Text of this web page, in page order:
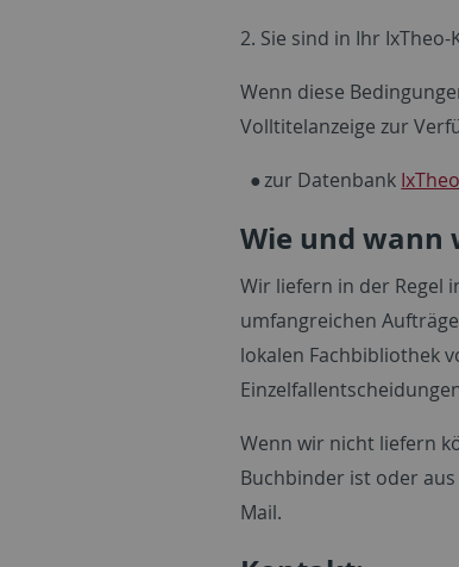
2. Sie sind in Ihr
Wenn diese
Volltitelanzeige zur
zur Datenbank IxTheo
Wie und wann
Wir liefern in der Regel
umfangreichen
lokalen Fachbibliothek
Wenn wir nicht liefern
Buchbinder ist oder
Mail.